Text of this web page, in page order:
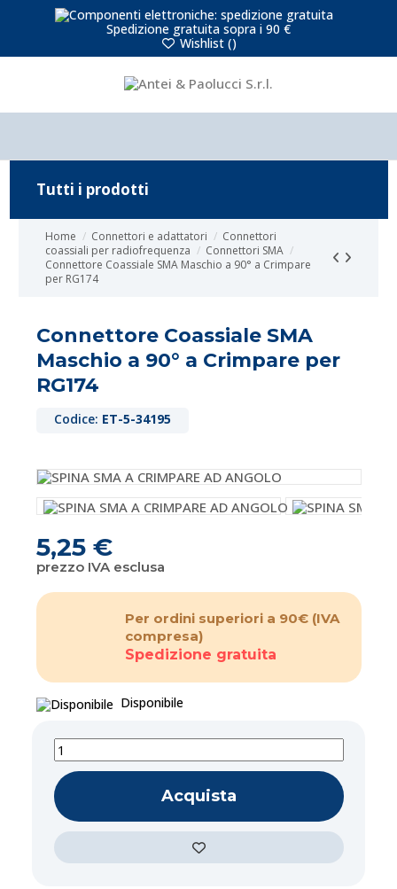
Spedizione gratuita sopra i 90 €
Wishlist ()
Home Connettori e adattatori
Connettori
coassiali per radiofrequenza
Connettori SMA
Connettore Coassiale SMA Maschio a 90° a Crimpare
per RG174
Connettore Coassiale SMA
Maschio a 90° a Crimpare per
RG174
Codice: ET-5-34195
5,25 €
prezzo IVA esclusa
Per ordini superiori a 90€ (IVA
compresa)
Spedizione gratuita
Disponibile
Acquista
Tutti i prodotti